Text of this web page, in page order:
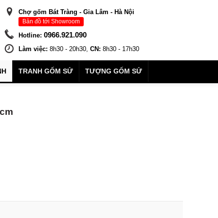
Chợ gốm Bát Tràng - Gia Lâm - Hà Nội
Bản đồ tới Showroom
Hotline: 0966.921.090
Làm việc: 8h30 - 20h30, CN: 8h30 - 17h30
TRANH GỐM SỨ TƯỢNG GỐM SỨ